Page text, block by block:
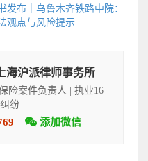
发布｜乌鲁木齐铁路中院：
观点与风险提示
海沪派律师事务所
险案件负责人 | 执业16
纷
添加微信